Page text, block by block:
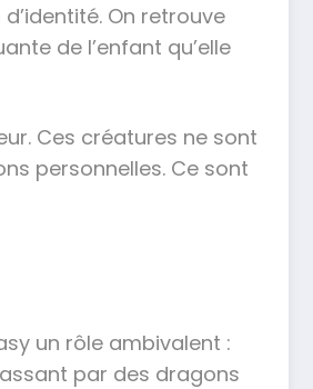
On retrouve
de l’enfant qu’elle
Ces créatures ne sont
personnelles. Ce sont
un rôle ambivalent :
par des dragons